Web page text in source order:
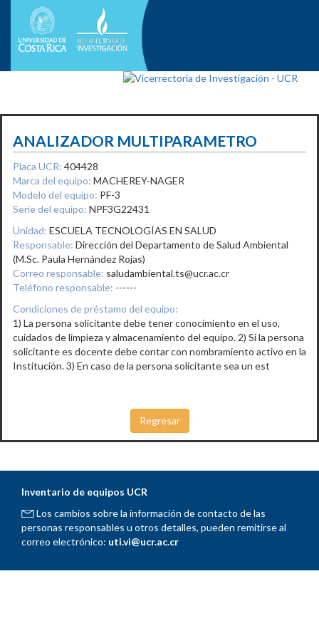
ANALIZADOR MULTIPARAMETRO
Placa UCR: 404428
Marca del equipo: MACHEREY-NAGER
Modelo del equipo: PF-3
Serie del equipo: NPF3G22431
Unidad: ESCUELA TECNOLOGÍAS EN SALUD
Responsable: Dirección del Departamento de Salud Ambiental
(M.Sc. Paula Hernández Rojas)
Correo responsable: saludambiental.ts@ucr.ac.cr
Teléfono responsable: ------
Condiciones de préstamo del equipo:
1) La persona solicitante debe tener conocimiento en el uso,
cuidados de limpieza y almacenamiento del equipo. 2) Si la persona
solicitante es docente debe contar con nombramiento activo en la
Institución. 3) En caso de la persona solicitante sea un est
Inventario de equipos UCR
Los cambios sobre la información de contacto de las
personas responsables u otros detalles, pueden remitirse al
correo electrónico: uti.vi@ucr.ac.cr